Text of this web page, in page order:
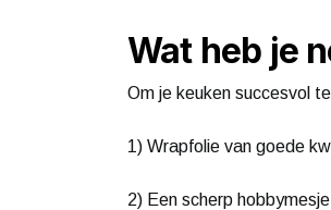
Wat heb je
Om je keuken succesvol
1) Wrapfolie van goede
2) Een scherp